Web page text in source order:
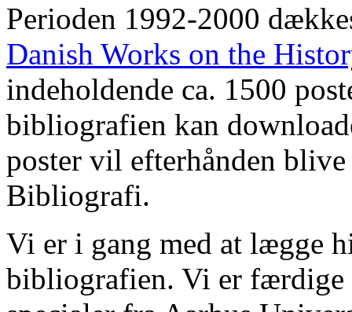
Perioden 1992-2000
Danish Works on the
indeholdende ca. 1500
bibliografien kan
poster vil efterhånden
Bibliografi.
Vi er i gang med at lægge
bibliografien. Vi er færdige